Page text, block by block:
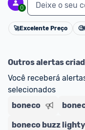
0 Deixe o seu
🚀Excelente Preço 🧐
Outros alertas
Você receberá
selecionados
boneco
boneco buzz